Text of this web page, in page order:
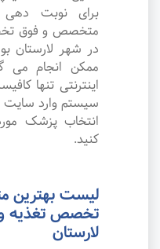
برای نوبت دهی
متخصص و فوق
در شهر لارستان
ممکن انجام می
اینترنتی تنها
سیستم وارد
انتخاب پزشک
کنید.
لیست
تخصص تغذیه و
لارستان